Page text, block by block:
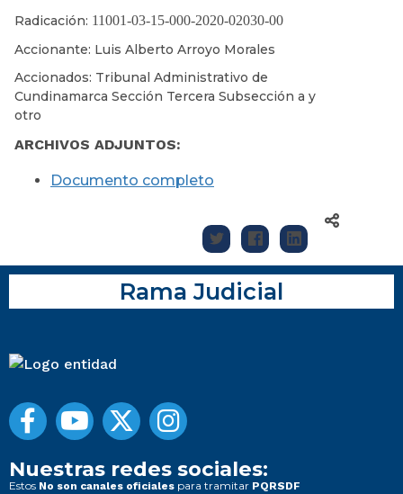
Radicación: 11001-03-15-000-2020-02030-00
Accionante: Luis Alberto Arroyo Morales
Accionados: Tribunal Administrativo de
Cundinamarca Sección Tercera Subsección a y
otro
ARCHIVOS ADJUNTOS:
Documento completo
Rama Judicial
Nuestras redes sociales:
Estos No son canales oficiales para tramitar PQRSDF